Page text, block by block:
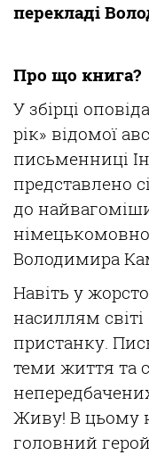
перекладі
Про що книга?
У збірці
рік» відомої
письменниці
представлено
до
Володимира
Навіть у
насиллям світі
пристанку.
теми життя та
Живу! В цьому
головний герой